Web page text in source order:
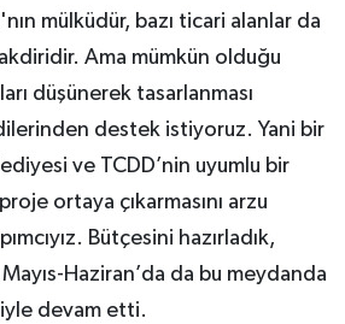
mülküdür, bazı ticari alanlar da
Ama mümkün olduğu
düşünerek tasarlanması
destek istiyoruz. Yani bir
ve TCDD’nin uyumlu bir
ortaya çıkarmasını arzu
Bütçesini hazırladık,
Haziran’da da bu meydanda
devam etti.